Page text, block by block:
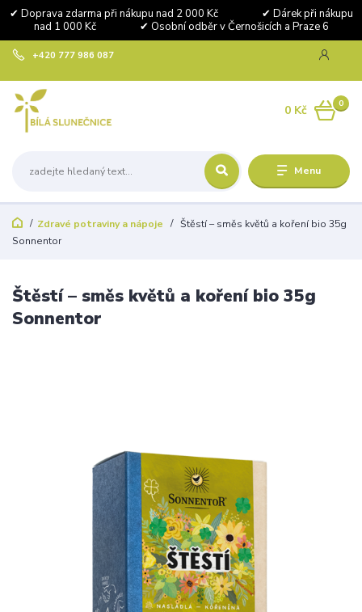
✔ Doprava zdarma při nákupu nad 2 000 Kč ✔ Dárek při nákupu
nad 1 000 Kč ✔ Osobní odběr v Černošicích a Praze 6
Menu
+420 777 986 087
0
0 Kč
Zdravé potraviny a nápoje
Štěstí – směs květů a koření bio 35g
Sonnentor
Štěstí – směs květů a koření bio 35g
Sonnentor